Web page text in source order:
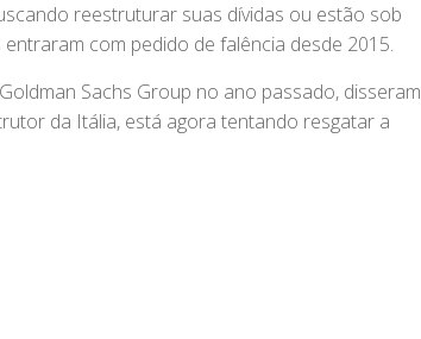
reestruturar suas dívidas ou estão sob
com pedido de falência desde 2015.
Sachs Group no ano passado, disseram
da Itália, está agora tentando resgatar a